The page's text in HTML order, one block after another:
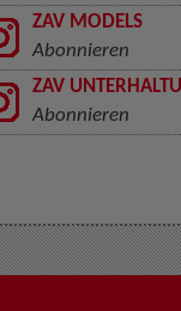
ZAV MODELS
Abonnieren
ZAV
Abonnieren